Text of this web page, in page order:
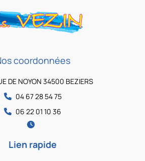
coordonnées
DE NOYON 34500 BEZIERS
04 67 28 54 75
06 22 01 10 36
Lien rapide